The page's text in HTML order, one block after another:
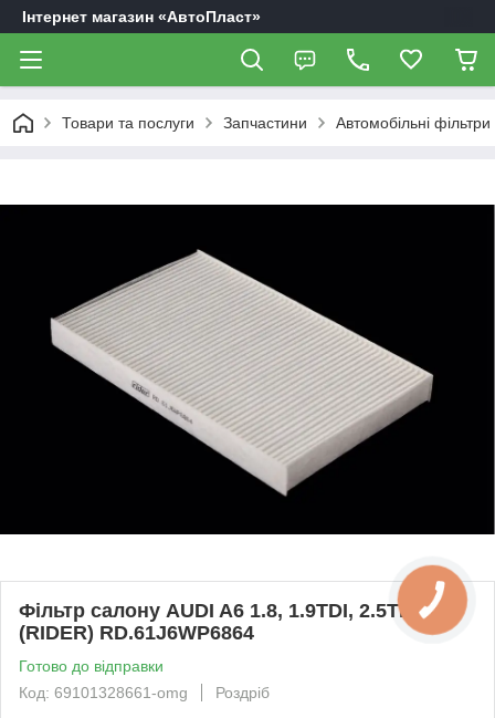
Інтернет магазин «АвтоПласт»
Товари та послуги Запчастини Автомобільні фільтри
Фільтр салону AUDI A6 1.8, 1.9TDI, 2.5TDI 95-
(RIDER) RD.61J6WP6864
Готово до відправки
Код: 69101328661-omg
Роздріб